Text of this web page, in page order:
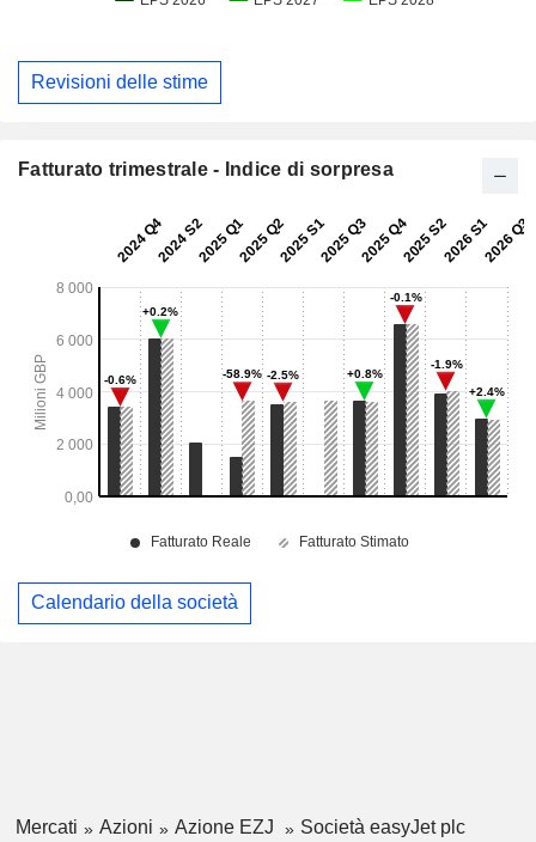
Revisioni delle stime
Fatturato trimestrale - Indice di sorpresa
Calendario della società
Mercati Azioni Azione EZJ Società easyJet plc